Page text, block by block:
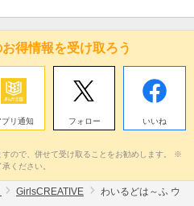
得情報を受け取ろう
プリ通知 フォロー いいね
ので、併せて受け取ることをお勧めします。 ※
ください。
GirlsCREATIVE
わいるどは～ふ ウ